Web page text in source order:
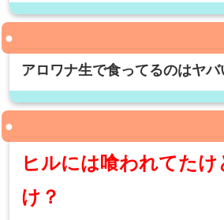
アロワナ生で食ってるのはヤバ
ヒルには喰われてた
け？